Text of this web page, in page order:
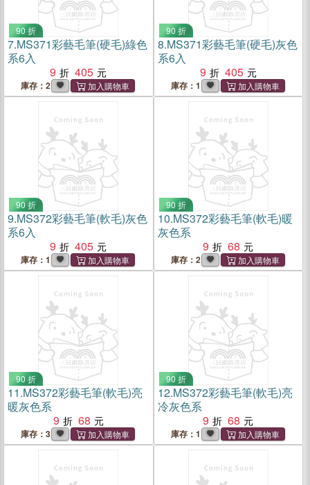
90 折
7.MS371彩藝毛筆(硬毛)綠色
系6入
9
405
庫存：2
90 折
8.MS371彩藝毛筆(硬毛)灰色
系6入
9
405
庫存：1
90 折
9.MS372彩藝毛筆(軟毛)灰色
系6入
9
405
庫存：1
90 折
10.MS372彩藝毛筆(軟毛)暖
灰色系
9
68
庫存：2
90 折
11.MS372彩藝毛筆(軟毛)亮
暖灰色系
9
68
庫存：3
90 折
12.MS372彩藝毛筆(軟毛)亮
冷灰色系
9
68
庫存：1